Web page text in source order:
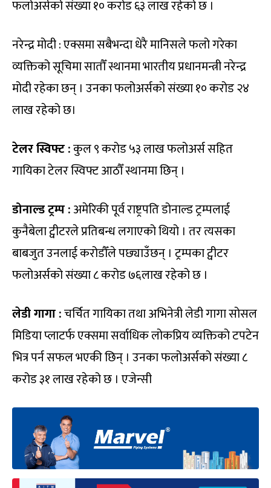
फलोअर्सको संख्या १० करोड ६३ लाख रहेको छ ।
नरेन्द्र मोदी : एक्समा सबैभन्दा धेरै मानिसले फलो गरेका
व्यक्तिको सूचिमा सातौँ स्थानमा भारतीय प्रधानमन्त्री नरेन्द्र
मोदी रहेका छन् । उनका फलोअर्सको संख्या १० करोड २४
लाख रहेको छ।
टेलर स्विफ्ट :कुल ९ करोड ५३ लाख फलोअर्स सहित
गायिका टेलर स्विफ्ट आठौँ स्थानमा छिन् ।
डोनाल्ड ट्रम्प :अमेरिकी पूर्व राष्ट्रपति डोनाल्ड ट्रम्पलाई
कुनैबेला ट्वीटरले प्रतिबन्ध लगाएको थियो । तर त्यसका
बाबजुत उनलाई करोडौँले पछ्याउँछन् । ट्रम्पका ट्वीटर
फलोअर्सको संख्या ८ करोड ७६लाख रहेको छ ।
लेडी गागा :चर्चित गायिका तथा अभिनेत्री लेडी गागा सोसल
मिडिया प्लाटर्फ एक्समा सर्वाधिक लोकप्रिय व्यक्तिको टपटेन
भित्र पर्न सफल भएकी छिन् । उनका फलोअर्सको संख्या ८
करोड ३१ लाख रहेको छ । एजेन्सी